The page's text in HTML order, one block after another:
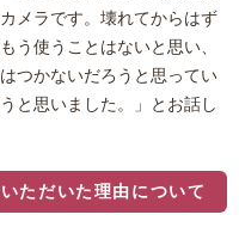
メラです。壊れてからはず
う使うことはないと思い、
つかないだろうと思ってい
と思いました。」とお話し
ただいた理由について